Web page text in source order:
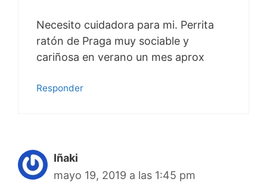
Necesito cuidadora para mi. Perrita
ratón de Praga muy sociable y
cariñosa en verano un mes aprox
Responder
Iñaki
mayo 19, 2019 a las 1:45 pm